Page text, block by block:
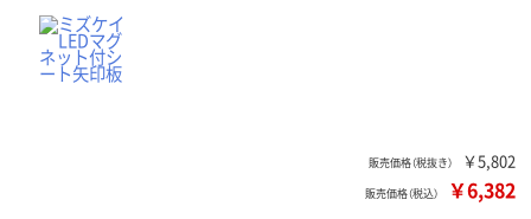
販売価格（税抜き） ￥5,802
販売価格（税込） ￥6,382